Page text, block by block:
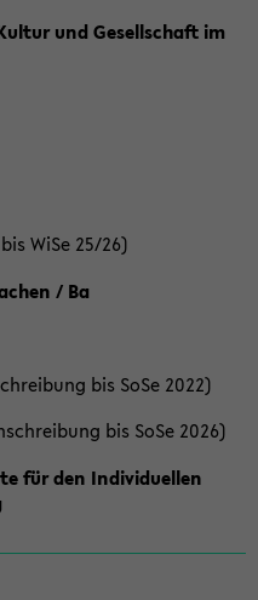
und Gesellschaft im
WiSe 25/26)
/ Ba
bis SoSe 2022)
bis SoSe 2026)
für den Individuellen